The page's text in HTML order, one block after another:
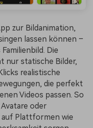
zur Bildanimation,
lassen können –
Die
nur statische Bilder,
realistische
die perfekt
Videos passen. So
oder
auf Plattformen wie